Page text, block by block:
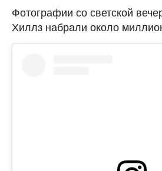
Фотографии со светской
Хиллз набрали около